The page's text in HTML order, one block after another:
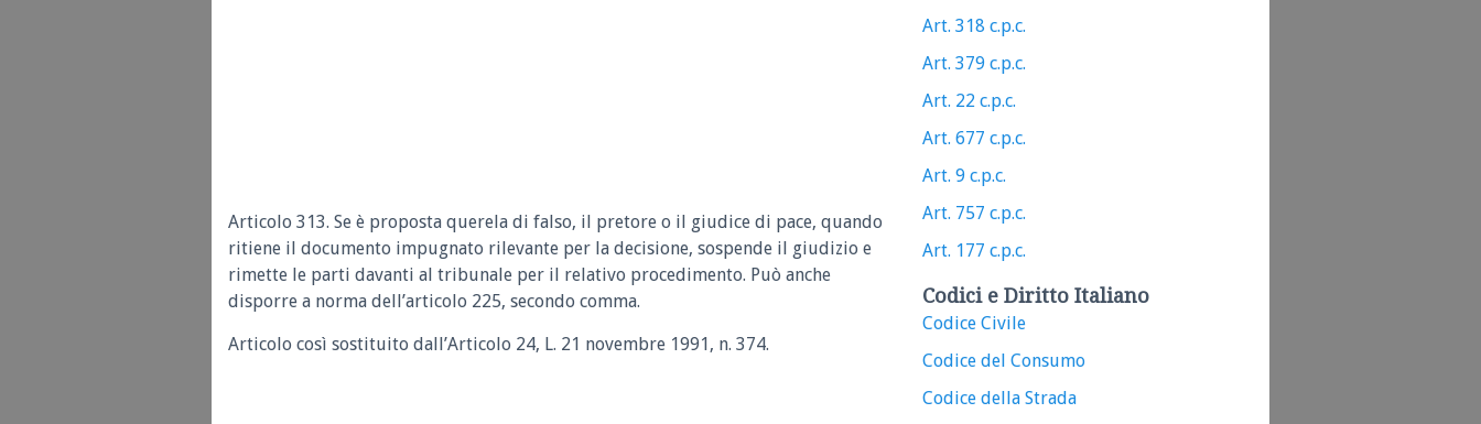
Articolo 313. Se è proposta querela di falso, il pretore o il giudice di pace, quando
ritiene il documento impugnato rilevante per la decisione, sospende il giudizio e
rimette le parti davanti al tribunale per il relativo procedimento. Può anche
disporre a norma dell’articolo 225, secondo comma.
Articolo così sostituito dall’Articolo 24, L. 21 novembre 1991, n. 374.
Art. 318 c.p.c.
Art. 379 c.p.c.
Art. 22 c.p.c.
Art. 677 c.p.c.
Art. 9 c.p.c.
Art. 757 c.p.c.
Art. 177 c.p.c.
Codici e Diritto Italiano
Codice Civile
Codice del Consumo
Codice della Strada